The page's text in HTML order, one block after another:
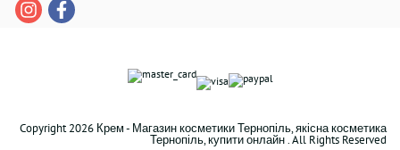
Copyright 2026 Крем - Магазин косметики Тернопіль, якісна косметика
Тернопіль, купити онлайн . All Rights Reserved